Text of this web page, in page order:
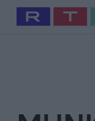
Babits Marcella